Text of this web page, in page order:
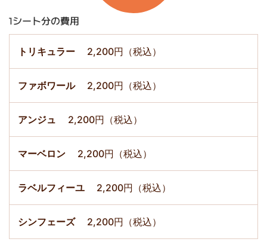
1シート分の費用
2,200円 （税込）
2,200円 （税込）
2,200円 （税込）
2,200円 （税込）
2,200円 （税込）
2,200円 （税込）